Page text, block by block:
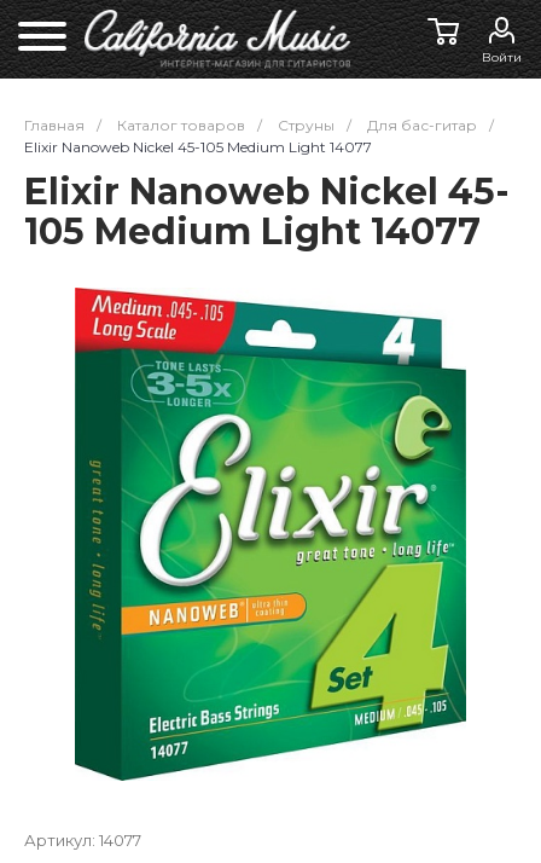
Войти
Главная / Каталог товаров / Струны / Для бас-гитар
/
Elixir Nanoweb Nickel 45-105 Medium Light 14077
Elixir Nanoweb Nickel 45-
105 Medium Light 14077
Артикул: 14077